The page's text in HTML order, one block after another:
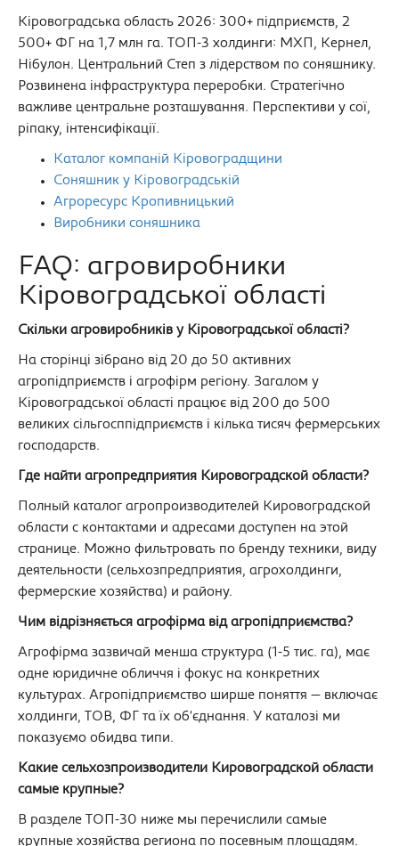
Кіровоградська область 2026: 300+ підприємств, 2
500+ ФГ на 1,7 млн га. ТОП-3 холдинги: МХП, Кернел,
Нібулон. Центральний Степ з лідерством по соняшнику.
Розвинена інфраструктура переробки. Стратегічно
важливе центральне розташування. Перспективи у сої,
ріпаку, інтенсифікації.
Каталог компаній Кіровоградщини
Соняшник у Кіровоградській
Агроресурс Кропивницький
Виробники соняшника
FAQ: агровиробники
Кіровоградської області
Скільки агровиробників у Кіровоградської області?
На сторінці зібрано від 20 до 50 активних
агропідприємств і агрофірм регіону. Загалом у
Кіровоградської області працює від 200 до 500
великих сільгосппідприємств і кілька тисяч фермерських
господарств.
Где найти агропредприятия Кировоградской области?
Полный каталог агропроизводителей Кировоградской
области с контактами и адресами доступен на этой
странице. Можно фильтровать по бренду техники, виду
деятельности (сельхозпредприятия, агрохолдинги,
фермерские хозяйства) и району.
Чим відрізняється агрофірма від агропідприємства?
Агрофірма зазвичай менша структура (1-5 тис. га), має
одне юридичне обличчя і фокус на конкретних
культурах. Агропідприємство ширше поняття — включає
холдинги, ТОВ, ФГ та їх об’єднання. У каталозі ми
показуємо обидва типи.
Какие сельхозпроизводители Кировоградской области
самые крупные?
В разделе ТОП-30 ниже мы перечислили самые
крупные хозяйства региона по посевным площадям.